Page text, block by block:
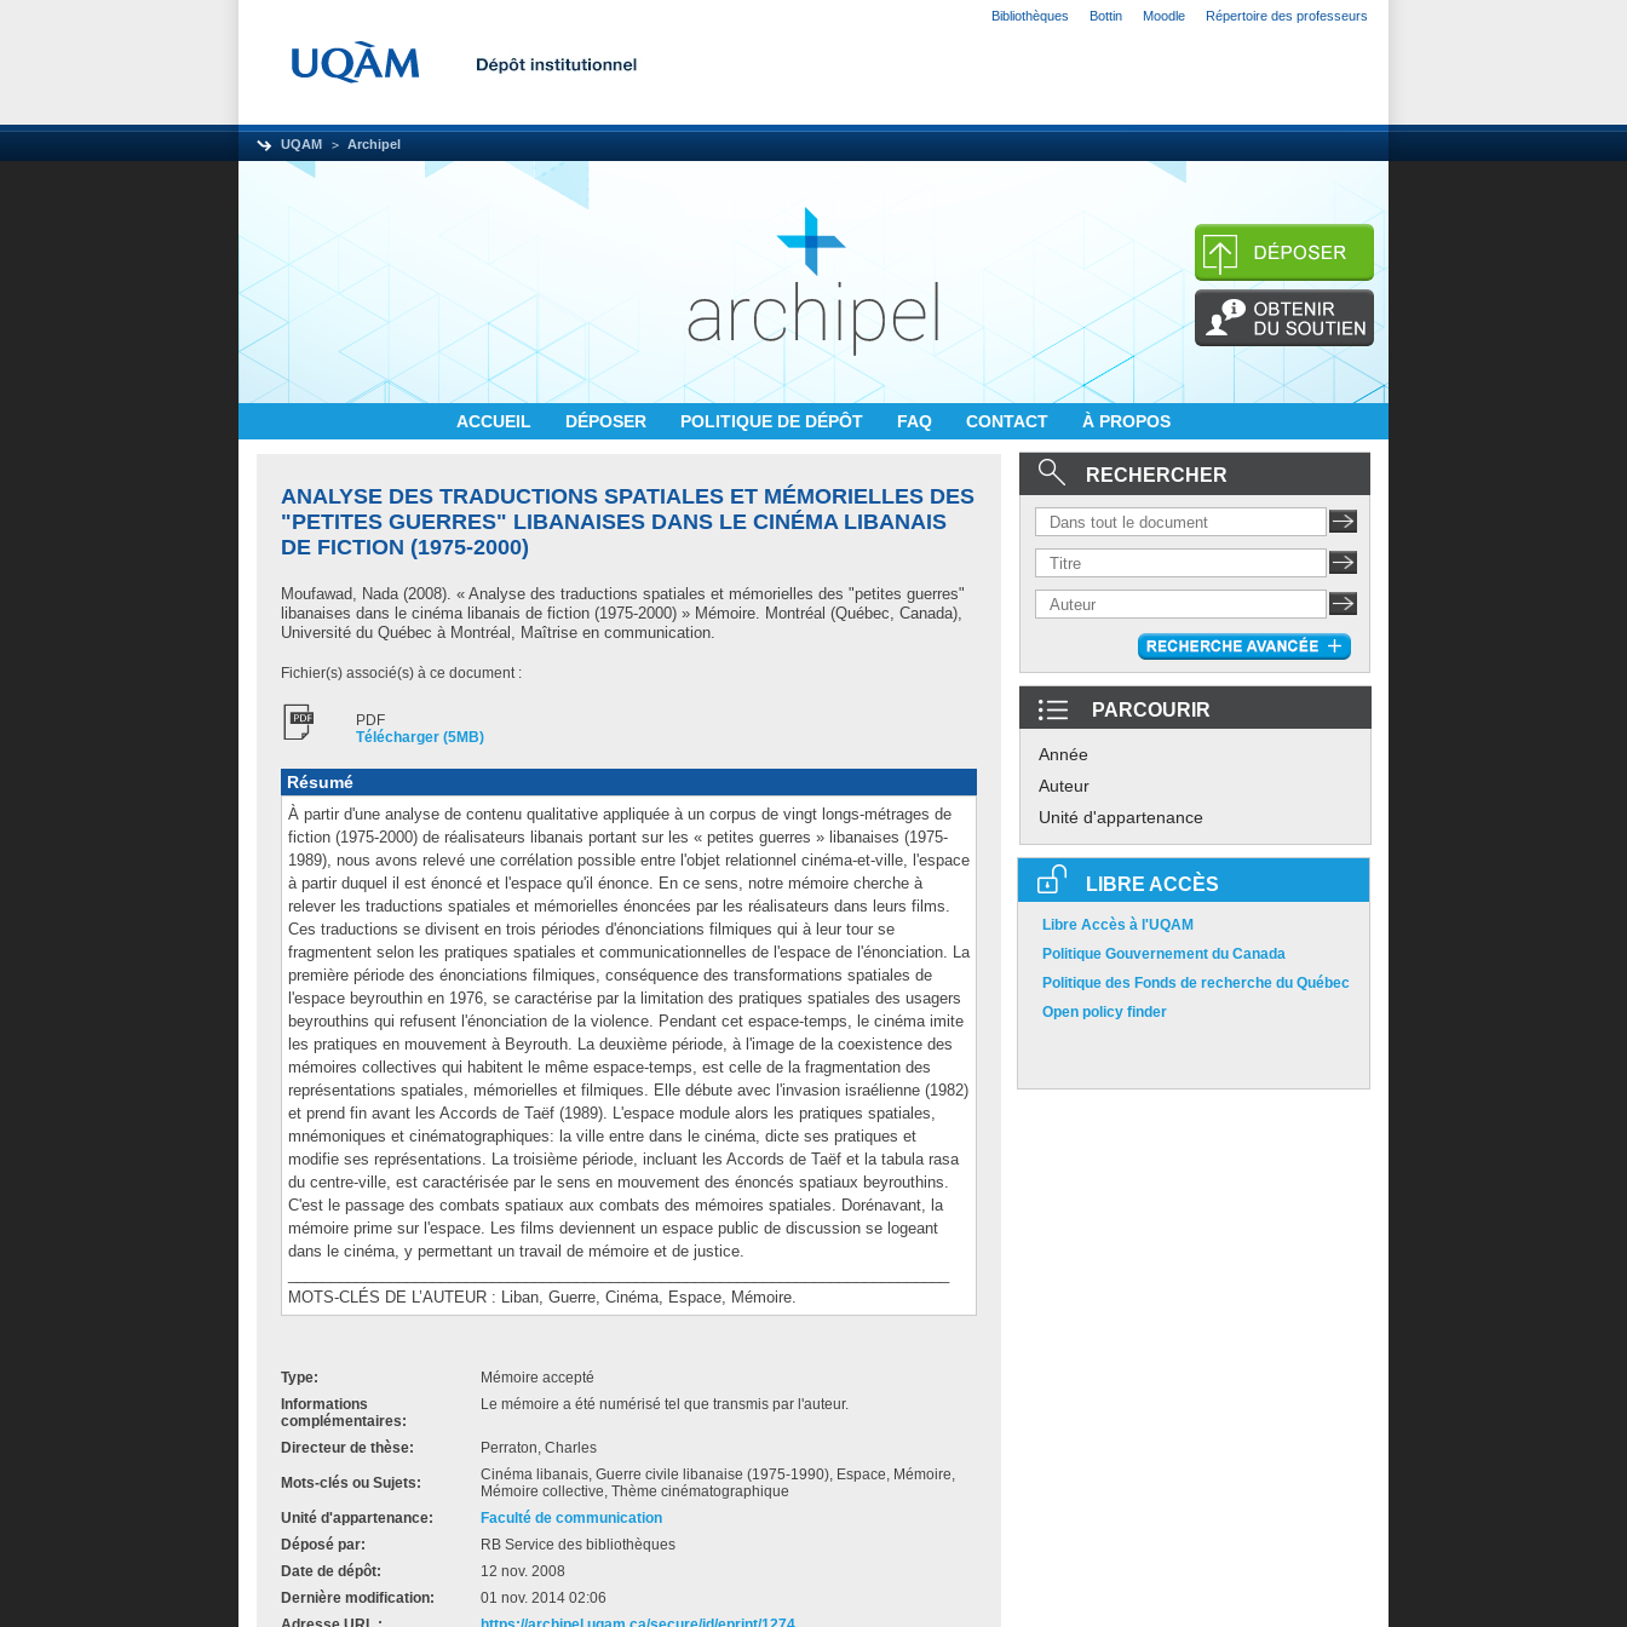
Bibliothèques Bottin Moodle Répertoire des professeurs
UQAM Archipel
ACCUEIL DÉPOSER POLITIQUE DE DÉPÔT FAQ CONTACT À PROPOS
ANALYSE DES TRADUCTIONS SPATIALES ET MÉMORIELLES DES
"PETITES GUERRES" LIBANAISES DANS LE CINÉMA LIBANAIS
DE FICTION (1975-2000)
Moufawad, Nada(2008). « Analyse des traductions spatiales et mémorielles des "petites guerres"
libanaises dans le cinéma libanais de fiction (1975-2000) » Mémoire. Montréal (Québec, Canada),
Université du Québec à Montréal, Maîtrise en communication.
Fichier(s) associé(s) à ce document :
PDF
Télécharger (5MB)
Résumé
À partir d'une analyse de contenu qualitative appliquée à un corpus de vingt longs-métrages de
fiction (1975-2000) de réalisateurs libanais portant sur les « petites guerres » libanaises (1975-
1989), nous avons relevé une corrélation possible entre l'objet relationnel cinéma-et-ville, l'espace
à partir duquel il est énoncé et l'espace qu'il énonce. En ce sens, notre mémoire cherche à
relever les traductions spatiales et mémorielles énoncées par les réalisateurs dans leurs films.
Ces traductions se divisent en trois périodes d'énonciations filmiques qui à leur tour se
fragmentent selon les pratiques spatiales et communicationnelles de l'espace de l'énonciation. La
première période des énonciations filmiques, conséquence des transformations spatiales de
l'espace beyrouthin en 1976, se caractérise par la limitation des pratiques spatiales des usagers
beyrouthins qui refusent l'énonciation de la violence. Pendant cet espace-temps, le cinéma imite
les pratiques en mouvement à Beyrouth. La deuxième période, à l'image de la coexistence des
mémoires collectives qui habitent le même espace-temps, est celle de la fragmentation des
représentations spatiales, mémorielles et filmiques. Elle débute avec l'invasion israélienne (1982)
et prend fin avant les Accords de Taëf (1989). L'espace module alors les pratiques spatiales,
mnémoniques et cinématographiques: la ville entre dans le cinéma, dicte ses pratiques et
modifie ses représentations. La troisième période, incluant les Accords de Taëf et la tabula rasa
du centre-ville, est caractérisée par le sens en mouvement des énoncés spatiaux beyrouthins.
C'est le passage des combats spatiaux aux combats des mémoires spatiales. Dorénavant, la
mémoire prime sur l'espace. Les films deviennent un espace public de discussion se logeant
dans le cinéma, y permettant un travail de mémoire et de justice.
MOTS-CLÉS DE L’AUTEUR : Liban, Guerre, Cinéma, Espace, Mémoire.
Type:
Mémoire accepté
Informations
complémentaires:
Le mémoire a été numérisé tel que transmis par l'auteur.
Directeur de thèse: Perraton, Charles
Mots-clés ou Sujets:
Cinéma libanais, Guerre civile libanaise (1975-1990), Espace, Mémoire,
Mémoire collective, Thème cinématographique
Unité d'appartenance:
Faculté de communication
Déposé par:
RB Service des bibliothèques
Date de dépôt:
12 nov. 2008
Dernière modification:
01 nov. 2014 02:06
RECHERCHER
PARCOURIR
Année
Auteur
Unité d'appartenance
LIBRE ACCÈS
Libre Accès à l'UQAM
Politique Gouvernement du Canada
Politique des Fonds de recherche du Québec
Open policy finder